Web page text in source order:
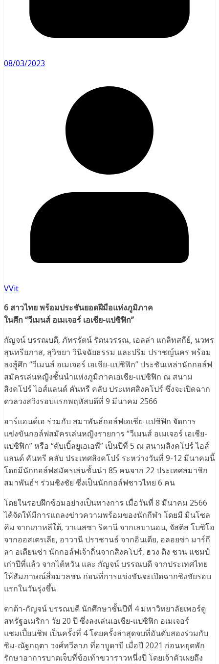
08/03/2023
VVit
6 สาวไทย พร้อมประชันยอดฝีมือแห่งภูมิภาค
ในศึก “วีเมนส์ อเมเจอร์ เอเชีย-แปซิฟิก”
กัญจน์ บรรณบดี, ภัทรรัตน์ รัตนวรรณ, เอลล่า แกลิทสกีย์, นวพร
สุนทรียภาส, สุวิชยา วินิจฉัยธรรม และปริม ปราชญ์นคร พร้อม
ลงสู้ศึก “วีเมนส์ อเมเจอร์ เอเชีย-แปซิฟิก” ประชันเหล่านักกอล์ฟ
สมัครเล่นหญิงชั้นนำแห่งภูมิภาคเอเชีย-แปซิฟิก ณ สนาม
สิงคโปร์ ไอส์แลนด์ คันทรี คลับ ประเทศสิงคโปร์ ซึ่งจะเปิดฉาก
ดวลวงสวิงรอบแรกพฤหัสบดีที่ 9 มีนาคม 2566
อาร์แอนด์เอ ร่วมกับ สมาพันธ์กอล์ฟเอเชีย-แปซิฟิก จัดการ
แข่งขันกอล์ฟสมัครเล่นหญิงรายการ “วีเมนส์ อเมเจอร์ เอเชีย-
แปซิฟิก” หรือ “ดับเบิ้ลยูเอเอพี” เป็นปีที่ 5 ณ สนามสิงคโปร์ ไอส์
แลนด์ คันทรี คลับ ประเทศสิงคโปร์ ระหว่างวันที่ 9-12 มีนาคมนี้
โดยมีนักกอล์ฟสมัครเล่นชั้นนำ 85 คนจาก 22 ประเทศสมาชิก
สมาพันธ์ฯ ร่วมชิงชัย ซึ่งเป็นนักกอล์ฟชาวไทย 6 คน
โดยในรอบฝึกซ้อมอย่างเป็นทางการ เมื่อวันที่ 8 มีนาคม 2566
ได้จัดให้มีการแถลงข่าวความพร้อมของนักกีฬา โดยมี มินโซล
คิม จากเกาหลีใต้, วาเนสซา ริคานี จากเลบานอน, จัสติส โบซิโอ
จากออสเตรเลีย, อาวานี ปราชานธ์ จากอินเดีย, อลอยซ่า มาร์กี
ลา อเตียนซ่า นักกอล์ฟเจ้าถิ่นจากสิงคโปร์, ฮวง ติง ชวน แชมป์
เก่าปีที่แล้ว จากไต้หวัน และ กัญจน์ บรรณบดี จากประเทศไทย
ให้สัมภาษณ์สื่อมวลชน ก่อนที่การแข่งขันจะเปิดฉากชิงชัยรอบ
แรกในวันรุ่งขึ้น
ตาต้า-กัญจน์ บรรณบดี นักศึกษาชั้นปีที่ 4 มหาวิทยาลัยเพอร์ดู
สหรัฐอเมริกา วัย 20 ปี ซึ่งลงเล่นเอเชีย-แปซิฟิก อเมเจอร์
แชมเปี้ยนชิพ เป็นครั้งที่ 4 โดยครั้งล่าสุดจบที่อันดับสองร่วมกับ
ซิม-ณัฐกฤตา วงศ์ทวีลาภ ที่อาบูดาบี เมื่อปี 2021 ก่อนหยุดพัก
รักษาอาการบาดเจ็บที่ข้อเท้าขวาราวหนึ่งปี โดยเจ้าตัวเผยถึง